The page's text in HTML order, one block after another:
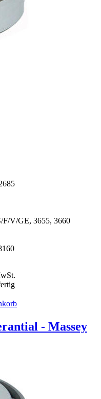
F/V/GE, 3655, 3660
- Massey